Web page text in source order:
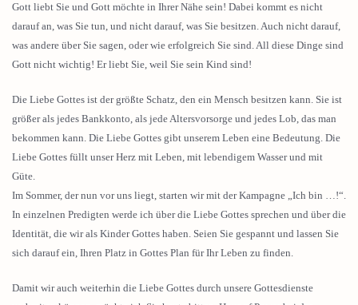
Gott liebt Sie und Gott möchte in Ihrer Nähe sein! Dabei kommt es nicht
darauf an, was Sie tun, und nicht darauf, was Sie besitzen. Auch nicht darauf,
was andere über Sie sagen, oder wie erfolgreich Sie sind. All diese Dinge sind
Gott nicht wichtig! Er liebt Sie, weil Sie sein Kind sind!
Die Liebe Gottes ist der größte Schatz, den ein Mensch besitzen kann. Sie ist
größer als jedes Bankkonto, als jede Altersvorsorge und jedes Lob, das man
bekommen kann. Die Liebe Gottes gibt unserem Leben eine Bedeutung. Die
Liebe Gottes füllt unser Herz mit Leben, mit lebendigem Wasser und mit
Güte.
Im Sommer, der nun vor uns liegt, starten wir mit der Kampagne „Ich bin …!“.
In einzelnen Predigten werde ich über die Liebe Gottes sprechen und über die
Identität, die wir als Kinder Gottes haben. Seien Sie gespannt und lassen Sie
sich darauf ein, Ihren Platz in Gottes Plan für Ihr Leben zu finden.
Damit wir auch weiterhin die Liebe Gottes durch unsere Gottesdienste